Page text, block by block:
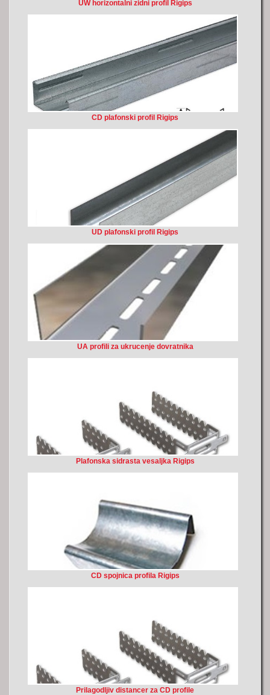
UW horizontalni zidni profil Rigips
CD plafonski profil Rigips
UD plafonski profil Rigips
UA profili za ukrucenje dovratnika
Plafonska sidrasta vesaljka Rigips
CD spojnica profila Rigips
Prilagodljiv distancer za CD profile